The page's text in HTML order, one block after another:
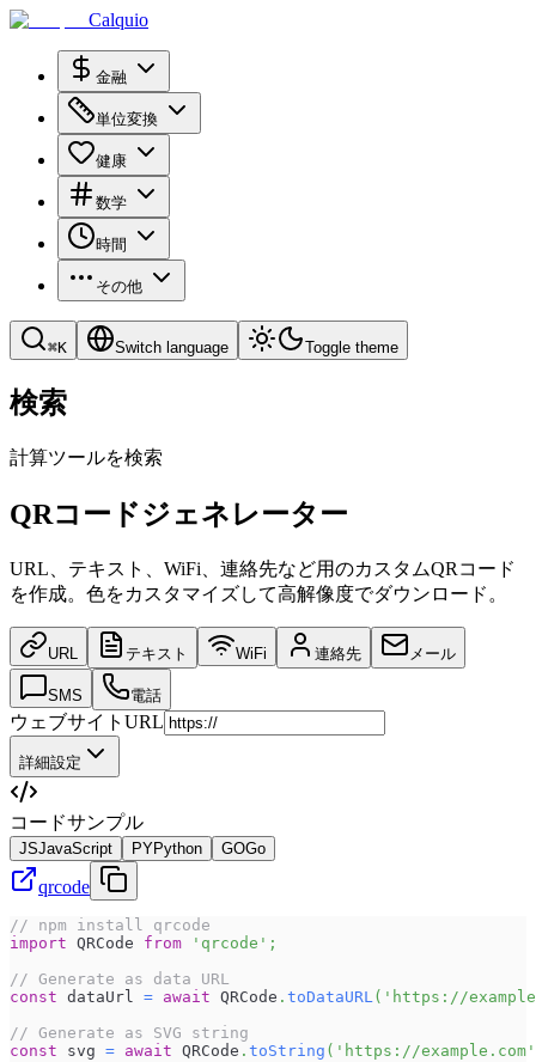
Calquio
金融
単位変換
健康
数学
時間
その他
⌘K Switch language Toggle theme
検索
計算ツールを検索
QRコードジェネレーター
URL、テキスト、WiFi、連絡先など用のカスタムQRコード
を作成。色をカスタマイズして高解像度でダウンロード。
URL テキスト WiFi 連絡先 メール
SMS 電話
ウェブサイトURL
詳細設定
コードサンプル
JSJavaScript PYPython GOGo
qrcode
// npm install qrcode
import QRCode from 'qrcode' ;
// Generate as data URL
const dataUrl = await QRCode . toDataURL ( 'https://
// Generate as SVG string
const svg = await QRCode . toString ( 'https://example.com'